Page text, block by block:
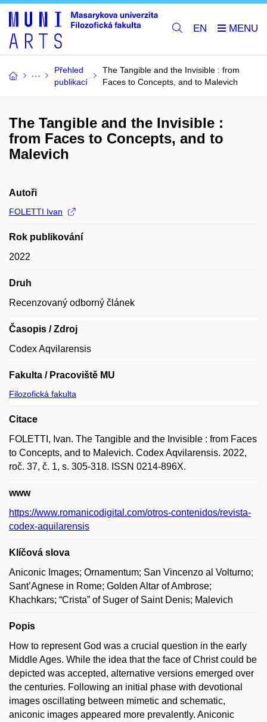
EN
Přehled
publikací
The Tangible and the Invisible : from
Faces to Concepts, and to Malevich
The Tangible and the Invisible :
from Faces to Concepts, and to
Malevich
Autoři
FOLETTI Ivan
Rok publikování
2022
Druh
Recenzovaný odborný článek
Časopis / Zdroj
Codex Aqvilarensis
Fakulta / Pracoviště MU
Filozofická fakulta
Citace
FOLETTI, Ivan. The Tangible and the Invisible : from Faces
to Concepts, and to Malevich. Codex Aqvilarensis. 2022,
roč. 37, č. 1, s. 305-318. ISSN 0214-896X.
www
https://www.romanicodigital.com/otros-contenidos/revista-
codex-aquilarensis
Klíčová slova
Aniconic Images; Ornamentum; San Vincenzo al Volturno;
Sant’Agnese in Rome; Golden Altar of Ambrose;
Khachkars; “Crista” of Suger of Saint Denis; Malevich
Popis
How to represent God was a crucial question in the early
Middle Ages. While the idea that the face of Christ could be
depicted was accepted, alternative versions emerged over
the centuries. Following an initial phase with devotional
images oscillating between mimetic and schematic,
aniconic images appeared more prevalently. Aniconic